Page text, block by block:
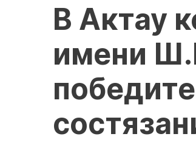
В Актау
имени